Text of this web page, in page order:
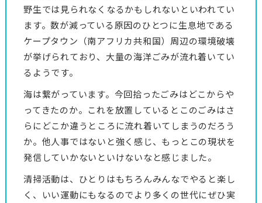
野生では見られなくなるかもしれないといわれてい
ます。数が減っている原因のひとつに生息地である
ケープタウン（南アフリカ共和国）周辺の環境破壊
が挙げられており、大量の海洋ごみが流れ着いてい
るようです。
海は繋がっています。今回拾ったごみはどこからや
ってきたのか。これを放置しているとこのごみはさ
らにどこか違うところに流れ着いてしまうのだろう
か。他人事ではないと強く感じ、もっとこの現状を
発信していかないといけないなと感じました。
清掃活動は、ひとりはもちろんみんなでやると楽し
く、いい運動にもなるのでより多くの世代にぜひ実